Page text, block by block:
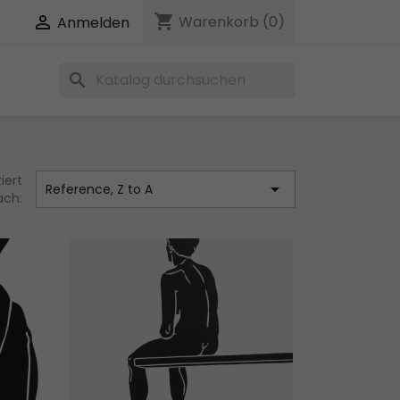
 Anmelden shopping_cart Warenkorb (0)
search
Reference, Z to A 